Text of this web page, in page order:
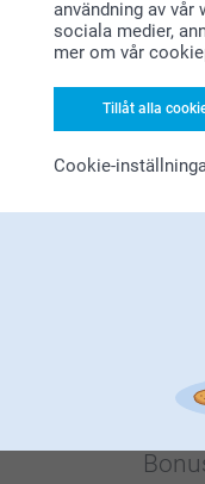
användning av vår
sociala medier,
mer om vår
Tillåt alla
Cookie-